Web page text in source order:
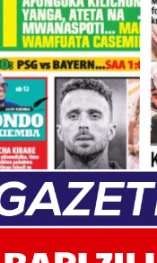
CHANDE
WAZIRI CHANDE
YAWAFUNDISHA
KATIBU MKUU
MSONDE: TBA NI